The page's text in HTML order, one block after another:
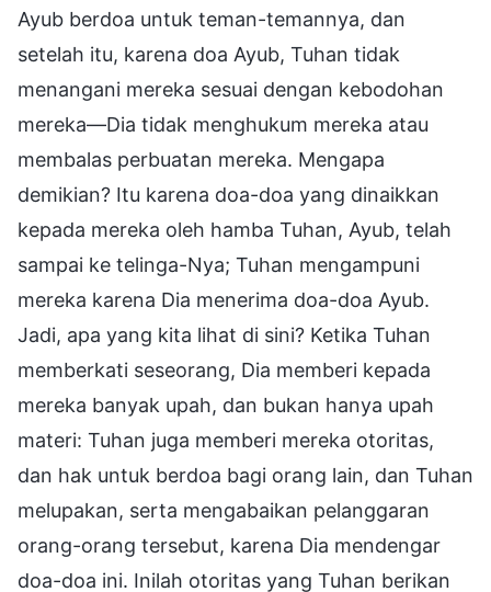
Ayub berdoa untuk teman-temannya, dan
setelah itu, karena doa Ayub, Tuhan tidak
menangani mereka sesuai dengan kebodohan
mereka—Dia tidak menghukum mereka atau
membalas perbuatan mereka. Mengapa
demikian? Itu karena doa-doa yang dinaikkan
kepada mereka oleh hamba Tuhan, Ayub, telah
sampai ke telinga-Nya; Tuhan mengampuni
mereka karena Dia menerima doa-doa Ayub.
Jadi, apa yang kita lihat di sini? Ketika Tuhan
memberkati seseorang, Dia memberi kepada
mereka banyak upah, dan bukan hanya upah
materi: Tuhan juga memberi mereka otoritas,
dan hak untuk berdoa bagi orang lain, dan Tuhan
melupakan, serta mengabaikan pelanggaran
orang-orang tersebut, karena Dia mendengar
doa-doa ini. Inilah otoritas yang Tuhan berikan